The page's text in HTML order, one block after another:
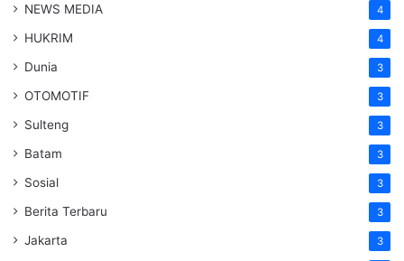
NEWS MEDIA 4
HUKRIM 4
Dunia 3
OTOMOTIF 3
Sulteng 3
Batam 3
Sosial 3
Berita Terbaru 3
Jakarta 3